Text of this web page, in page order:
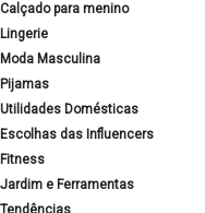
Calçado para menino
Lingerie
Moda Masculina
Pijamas
Utilidades Domésticas
Escolhas das Influencers
Fitness
Jardim e Ferramentas
Tendências